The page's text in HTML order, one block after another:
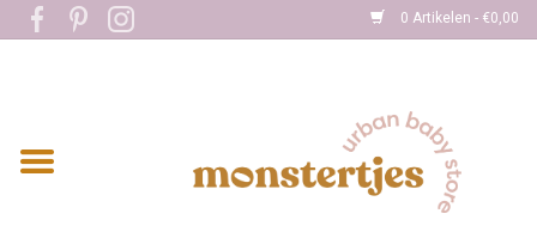
0 Artikelen - €0,00
Home
Kleding